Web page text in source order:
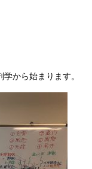
から始まります。